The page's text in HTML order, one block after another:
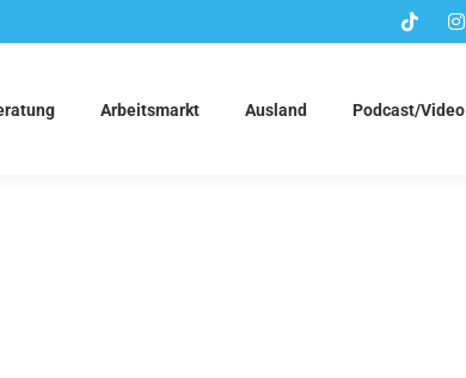
Arbeitsmarkt Ausland Podcast/Video